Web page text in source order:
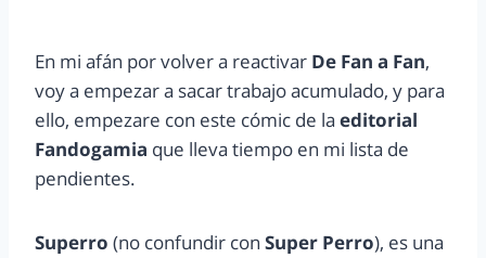
En mi afán por volver a reactivar De Fan a Fan,
voy a empezar a sacar trabajo acumulado, y para
ello, empezare con este cómic de la editorial
Fandogamia que lleva tiempo en mi lista de
pendientes.
Superro (no confundir con Super Perro), es una